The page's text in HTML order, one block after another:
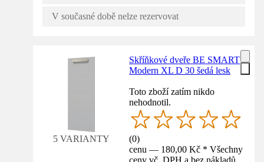
V současné době nelze rezervovat
5 VARIANTY
Skříňkové dveře BE SMART
Modern XL D 30 šedá lesk
Toto zboží zatím nikdo
nehodnotil.
(0)
cenu — 180,00 Kč * Všechny